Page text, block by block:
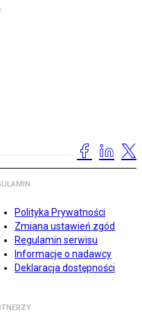
Polityka Prywatności
Zmiana ustawień zgód
Regulamin serwisu
Informacje o nadawcy
Deklaracja dostępności